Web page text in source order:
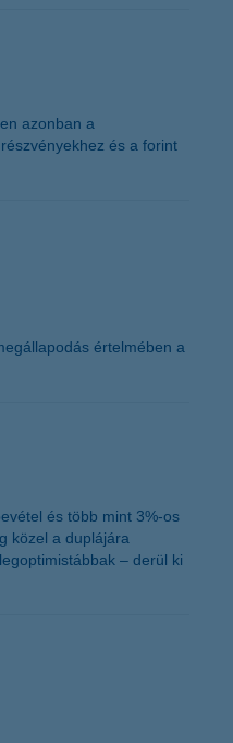
azonban a
és a forint
értelmében a
és több mint 3%-os
közel a duplájára
– derül ki